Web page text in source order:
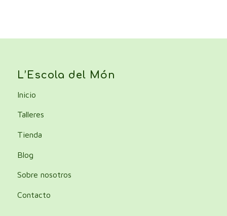
L’Escola del Món
Inicio
Talleres
Tienda
Blog
Sobre nosotros
Contacto